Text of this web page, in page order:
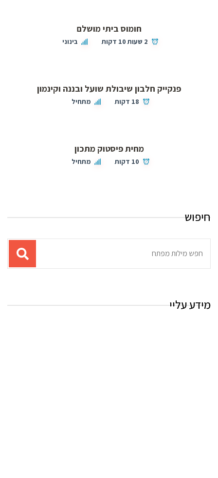
חומוס ביתי מושלם
2 שעות 10 דקות בינוני
פנקייק חלבון שיבולת שועל ובננה וקינמון
18 דקות מתחיל
מחית פיסטוק מתכון
10 דקות מתחיל
חיפוש
מידע עליי